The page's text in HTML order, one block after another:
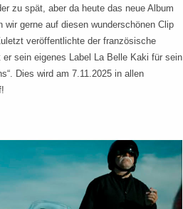
zu spät, aber da heute das neue Album
gerne auf diesen wunderschönen Clip
veröffentlichte der französische
sein eigenes Label La Belle Kaki für sein
Dies wird am 7.11.2025 in allen